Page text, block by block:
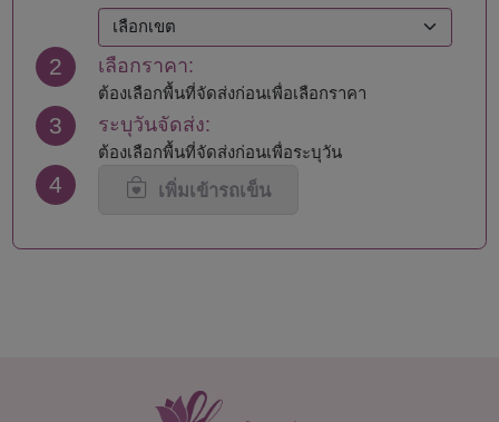
นครนายก
นครปฐม
นครพนม
นครราชสีมา
นครศรีธรรมราช
นครสวรรค์
นนทบุรี
นราธิวาส
สมุทรสงคราม
สระบุรี
2 เลือกราคา:
ต้องเลือกพื้นที่จัดส่งก่อนเพื่อเลือกราคา
3 ระบุวันจัดส่ง:
ต้องเลือกพื้นที่จัดส่งก่อนเพื่อระบุวัน
4 เพิ่มเข้ารถเข็น